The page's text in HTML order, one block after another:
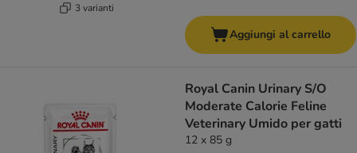
3 varianti
Aggiungi al carrello
Royal Canin Urinary S/O
Moderate Calorie Feline
Veterinary Umido per gatti
12 x 85 g